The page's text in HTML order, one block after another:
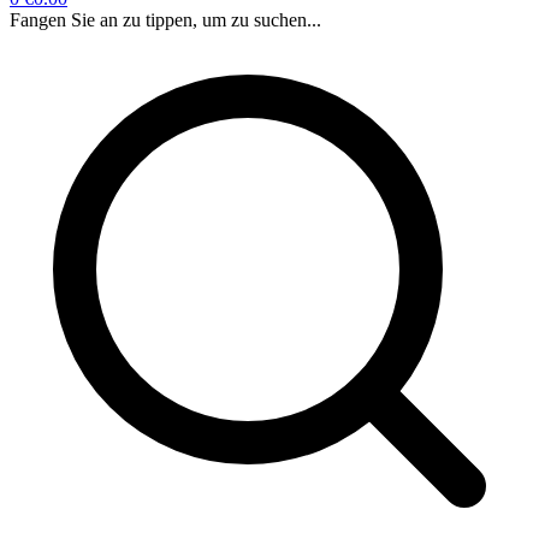
Fangen Sie an zu tippen, um zu suchen...